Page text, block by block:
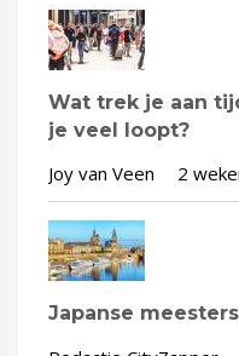
Wat trek je aan
je veel loopt?
Joy van Veen 2
Japanse